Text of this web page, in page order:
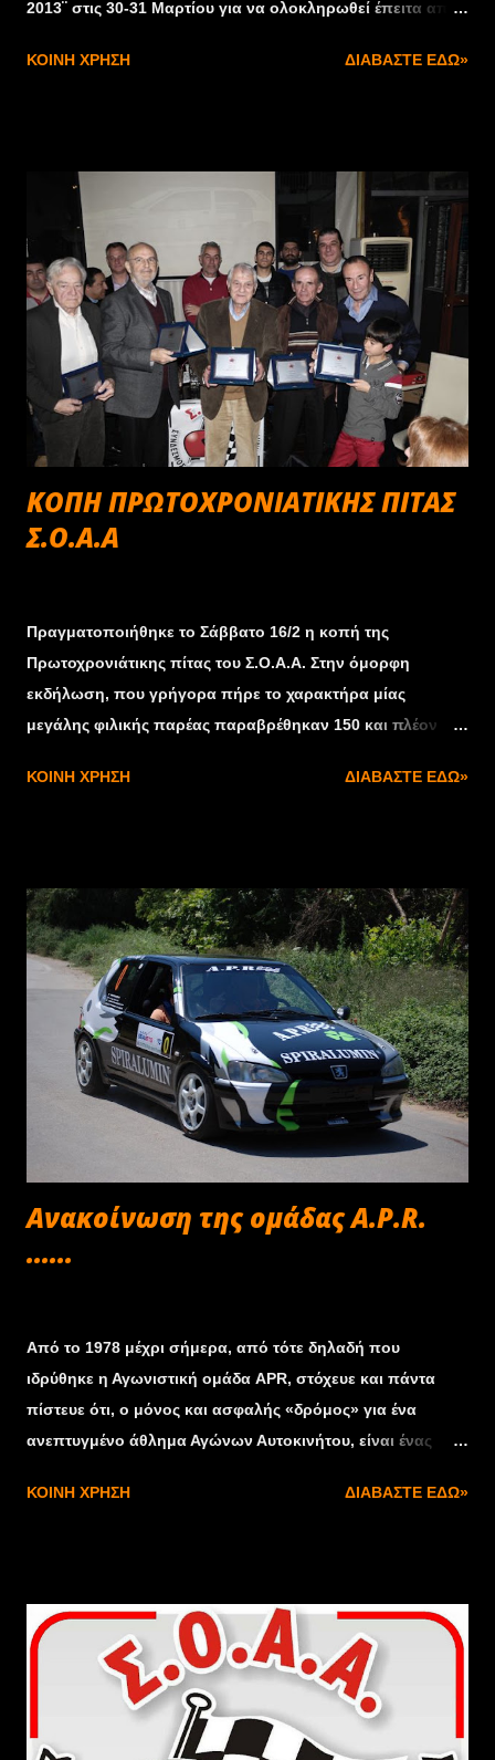
2013¨ στις 30-31 Μαρτίου για να ολοκληρωθεί έπειτα από
Αυτοκινητιστικός Όμιλος Πάτρας (ΑΟΠ) και η Αγωνιστική
αγωνιζόμενο στις δύσκολες οικονομικές εποχές που
διανύουμε σαν χώρα. Η διαδρομή θα είναι η γνωστή, στην
περιοχή ¨Kολοσούρτης¨ μήκους 4,9 χλμ που προσφέρει
πλούσιο θέαμα στους θεατές οι οποίοι έχουν τη
δυνατότητα να απολαύσουν, παράλληλα, και το υπέροχο
φυσικό περιβάλλον με την όμορφη θέα στο Ναύπλιο. Για
συνεχόμενες πληροφορίες σε λίγες μέρες από το
www.aop.gr.
ΚΟΙΝΉ ΧΡΉΣΗ ΔΙΑΒΆΣΤΕ ΕΔΏ»
ΚΟΠΗ ΠΡΩΤΟΧΡΟΝΙΑΤΙΚΗΣ ΠΙΤΑΣ
Σ.Ο.Α.Α
Πραγματοποιήθηκε το Σάββατο 16/2 η κοπή της
Πρωτοχρονιάτικης πίτας του Σ.Ο.Α.Α. Στην όμορφη
εκδήλωση, που γρήγορα πήρε το χαρακτήρα μίας
μεγάλης φιλικής παρέας παραβρέθηκαν 150 και πλέον
Μετά την κοπή της πίτας ακολούθησε η καθιερωμένη
Νίκος Αγγλούπας, Νίκος Γραμματικόπουλος, Νίκος
Καπετανάκης, Άρης Σταθάκης και Ιωάννης Τόγελος, οι
οποίοι μαζί με την τιμητική πλακέτα δέχτηκαν και το θερμό
χειροκρότημα των παρευρισκομένων. Ακολούθησε
λαχειοφόρος αγορά, με αξιόλογα δώρα που προσέφεραν
οι πολλοί δωροθέτες της εκδήλωσης για την ενίσχυση
του ταμείου του Συνδέσμου. Και του Χρόνου!!! Το
Δ.Σ. Θέλουμε να ευχαριστήσουμε τους δωροθέτες της
εκδήλωσης : Gratzi café, Oritzinal rectifie, Flisvos Par...
ΚΟΙΝΉ ΧΡΉΣΗ ΔΙΑΒΆΣΤΕ ΕΔΏ»
Aνακοίνωση της ομάδας Α.Ρ.R.
......
Από το 1978 μέχρι σήμερα, από τότε δηλαδή που
ιδρύθηκε η Αγωνιστική ομάδα APR, στόχευε και πάντα
πίστευε ότι, ο μόνος και ασφαλής «δρόμος» για ένα
ανεπτυγμένο άθλημα Αγώνων Αυτοκινήτου, είναι ένας
με την σπουδαιότητα που της αρμόζει. Αντίστοιχη άλλων
τώρα, το ξεπερασμένο και απαρχαιωμένο καθεστώς της
ΕΛΠΑ, δημιουργεί πάλι, σοβαρά προβλήματα στο χώρο.
Iδιαίτερα δε, με την αναξιοπιστία της σαν «φορέας» να
καλύψει χρηματικά το ασφαλιστήριο συμβόλαιο,
ουσιαστικά αφήνει έκθετους τους αγώνες, τον κόσμο και
ΚΟΙΝΉ ΧΡΉΣΗ ΔΙΑΒΆΣΤΕ ΕΔΏ»